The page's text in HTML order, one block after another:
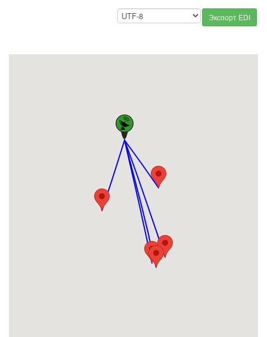
Экспорт EDI